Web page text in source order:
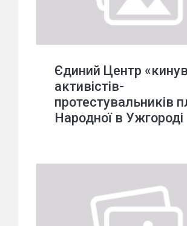
Єдиний Центр
активістів-
протестувальників
Народної в Ужгороді